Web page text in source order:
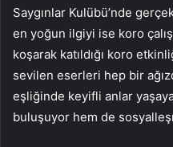
Saygınlar Kulübü’nde
en yoğun ilgiyi ise koro
koşarak katıldığı koro
sevilen eserleri hep bir
eşliğinde keyifli anlar
buluşuyor hem de